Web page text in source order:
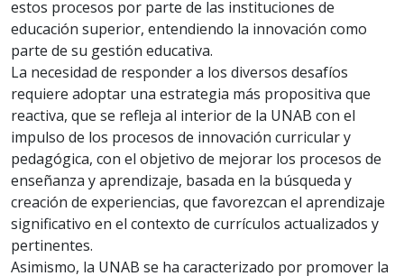
estos procesos por parte de las instituciones de
educación superior, entendiendo la innovación como
parte de su gestión educativa.
La necesidad de responder a los diversos desafíos
requiere adoptar una estrategia más propositiva que
reactiva, que se refleja al interior de la UNAB con el
impulso de los procesos de innovación curricular y
pedagógica, con el objetivo de mejorar los procesos de
enseñanza y aprendizaje, basada en la búsqueda y
creación de experiencias, que favorezcan el aprendizaje
significativo en el contexto de currículos actualizados y
pertinentes.
Asimismo, la UNAB se ha caracterizado por promover la